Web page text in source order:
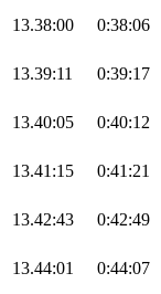
13.38:00 0:38:06
13.39:11 0:39:17
13.40:05 0:40:12
13.41:15 0:41:21
13.42:43 0:42:49
13.44:01 0:44:07